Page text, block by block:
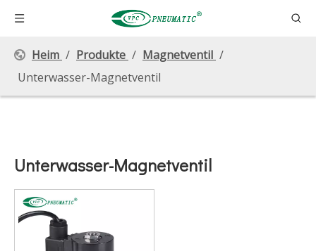
Heim / Produkte / Magnetventil /
Unterwasser-Magnetventil
Unterwasser-Magnetventil